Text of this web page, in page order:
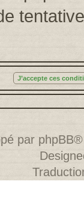
par phpBB®